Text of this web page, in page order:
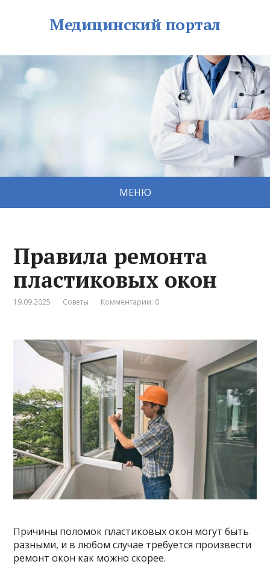
Медицинский портал
МЕНЮ
Правила ремонта
пластиковых окон
19.09.2025 Советы Комментарии: 0
Причины поломок пластиковых окон могут быть
разными, и в любом случае требуется произвести
ремонт окон как можно скорее.